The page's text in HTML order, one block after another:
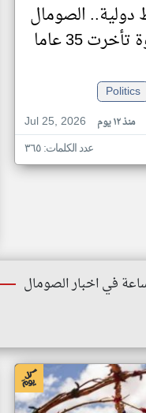
الصومال
35 عاما
Politics
Jul 25, 2026
منذ ١٢ يوم
عدد الكلمات: ٣٦٥
في اخبار الصومال